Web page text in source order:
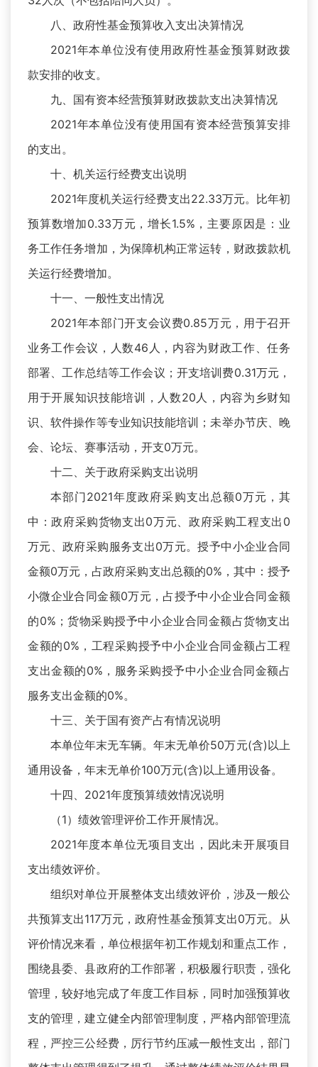
八、政府性基金预算收入支出决算情况
2021年本单位没有使用政府性基金预算财政拨
款安排的收支。
九、国有资本经营预算财政拨款支出决算情况
2021年本单位没有使用国有资本经营预算安排
的支出。
十、机关运行经费支出说明
2021年度机关运行经费支出22.33万元。比年初
预算数增加0.33万元，增长1.5%，主要原因是：业
务工作任务增加，为保障机构正常运转，财政拨款机
关运行经费增加。
十一、一般性支出情况
2021年本部门开支会议费0.85万元，用于召开
业务工作会议，人数46人，内容为财政工作、任务
部署、工作总结等工作会议；开支培训费0.31万元，
用于开展知识技能培训，人数20人，内容为乡财知
识、软件操作等专业知识技能培训；未举办节庆、晚
会、论坛、赛事活动，开支0万元。
十二、关于政府采购支出说明
本部门2021年度政府采购支出总额0万元，其
中：政府采购货物支出0万元、政府采购工程支出0
万元、政府采购服务支出0万元。授予中小企业合同
金额0万元，占政府采购支出总额的0%，其中：授予
小微企业合同金额0万元，占授予中小企业合同金额
的0%；货物采购授予中小企业合同金额占货物支出
金额的0%，工程采购授予中小企业合同金额占工程
支出金额的0%，服务采购授予中小企业合同金额占
服务支出金额的0%。
十三、关于国有资产占有情况说明
本单位年末无车辆。年末无单价50万元(含)以上
通用设备，年末无单价100万元(含)以上通用设备。
十四、2021年度预算绩效情况说明
（1）绩效管理评价工作开展情况。
2021年度本单位无项目支出，因此未开展项目
支出绩效评价。
组织对单位开展整体支出绩效评价，涉及一般公
共预算支出117万元，政府性基金预算支出0万元。从
评价情况来看，单位根据年初工作规划和重点工作，
围绕县委、县政府的工作部署，积极履行职责，强化
管理，较好地完成了年度工作目标，同时加强预算收
支的管理，建立健全内部管理制度，严格内部管理流
程，严控三公经费，厉行节约压减一般性支出，部门